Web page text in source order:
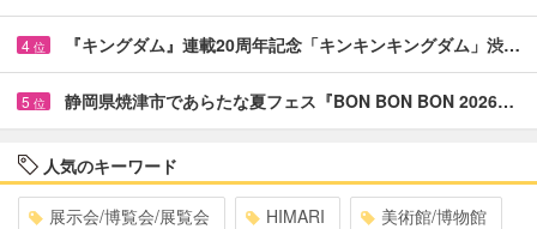
4 位 『キングダム』連載20周年記念「キンキンキングダム」渋…
5 位 静岡県焼津市であらたな夏フェス『BON BON BON 2026…
人気のキーワード
展示会/博覧会/展覧会 HIMARI 美術館/博物館